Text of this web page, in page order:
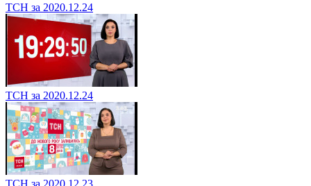
ТСН за 2020.12.24
ТСН за 2020.12.24
ТСН за 2020.12.23